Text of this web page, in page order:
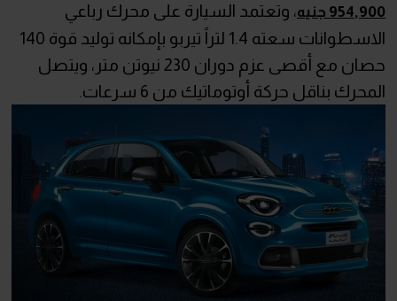
954,900 جنيه
، وتعتمد السيارة على محرك رباعي
الاسطوانات سعته 1.4 لتراً تيربو بإمكانه توليد قوة 140
حصان مع أقصى عزم دوران 230 نيوتن متر، ويتصل
المحرك بناقل حركة أوتوماتيك من 6 سرعات.